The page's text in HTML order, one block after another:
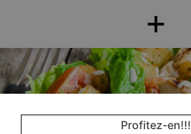
+
Profitez-en!!!